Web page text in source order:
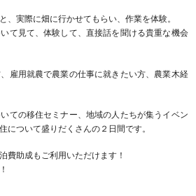
、実際に畑に行かせてもらい、作業を体験。
て見て、体験して、直接話を聞ける貴重な機会
雇用就農で農業の仕事に就きたい方、農業木経
ての移住セミナー、地域の人たちが集うイベン
について盛りだくさんの２日間です。
費助成もご利用いただけます！